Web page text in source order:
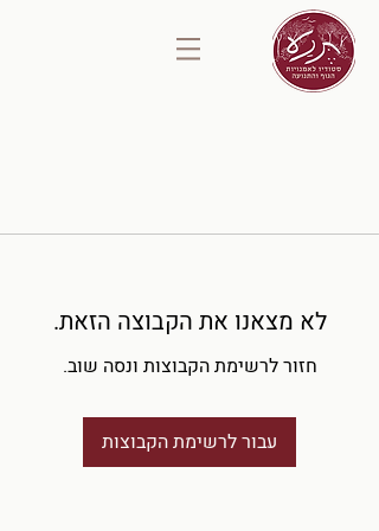
לא מצאנו את הקבוצה הזאת.
חזור לרשימת הקבוצות ונסה שוב.
עבור לרשימת הקבוצות